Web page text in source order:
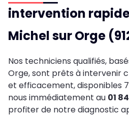
intervention
Michel sur Orge
Nos techniciens qualifiés,
Orge, sont prêts à intervenir
et efficacement, disponibles
nous immédiatement au 01
profiter de notre diagnostic